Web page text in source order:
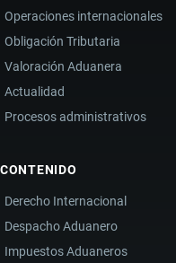
Operaciones internacionales
Obligación Tributaria
Valoración Aduanera
Actualidad
Procesos administrativos
CONTENIDO
Derecho Internacional
Despacho Aduanero
Impuestos Aduaneros